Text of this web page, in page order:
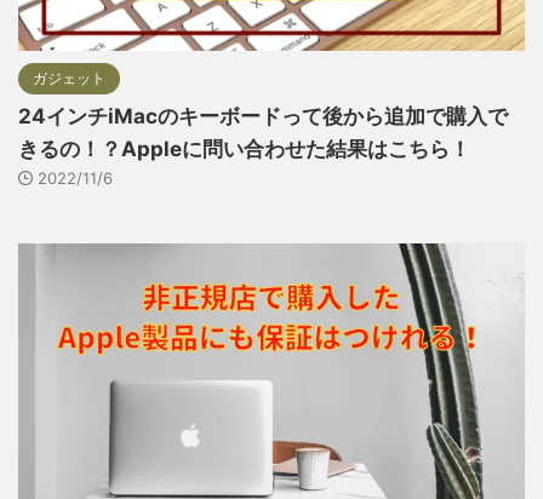
ガジェット
24インチiMacのキーボードって後から追加で購入で
きるの！？Appleに問い合わせた結果はこちら！
2022/11/6